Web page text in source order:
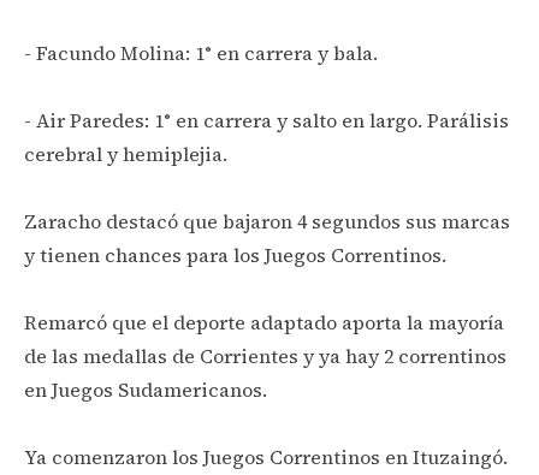
- Facundo Molina: 1° en carrera y bala.
- Air Paredes: 1° en carrera y salto en largo. Parálisis
cerebral y hemiplejia.
Zaracho destacó que bajaron 4 segundos sus marcas
y tienen chances para los Juegos Correntinos.
Remarcó que el deporte adaptado aporta la mayoría
de las medallas de Corrientes y ya hay 2 correntinos
en Juegos Sudamericanos.
Ya comenzaron los Juegos Correntinos en Ituzaingó.